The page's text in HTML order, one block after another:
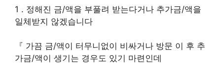
1 . 정해진 금/액을 부풀려 받는다거나 추가금/액을
일체받지 않겠습니다
『 가끔 금/액이 터무니없이 비싸거나 방문 이 후 추
가금/액이 생기는 경우도 있기 마련인데